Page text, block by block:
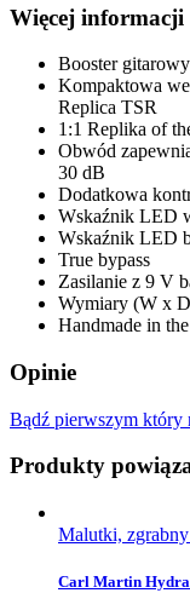
Więcej informacji
Booster gitarowy
Kompaktowa
Replica TSR
1:1 Replika of
Obwód
30 dB
Dodatkowa
Wskaźnik LED
Wskaźnik LED
True bypass
Zasilanie z 9 V
Wymiary (W x
Handmade in
Opinie
Bądź pierwszym który
Produkty
Malutki,
Carl Martin